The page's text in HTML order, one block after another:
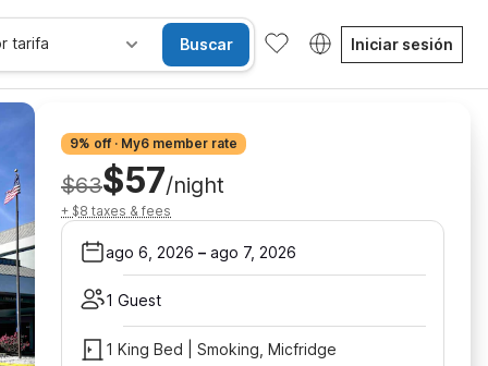
tarifa Buscar Iniciar sesión
9% off · My6 member rate
$63$57/night
+ $8 taxes & fees
ago 6, 2026 – ago 7, 2026
1 Guest
1 King Bed | Smoking, Micfridge